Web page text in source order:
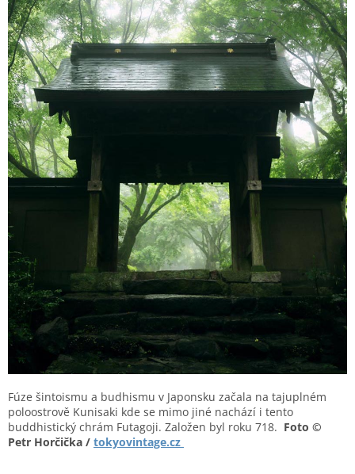
Fúze šintoismu a budhismu v Japonsku začala na tajuplném
poloostrově Kunisaki kde se mimo jiné nachází i tento
buddhistický chrám Futagoji. Založen byl roku 718. Foto ©
Petr Horčička / tokyovintage.cz